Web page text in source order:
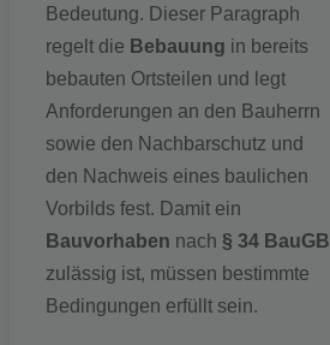
Bedeutung. Dieser Paragraph
regelt die Bebauung in bereits
bebauten Ortsteilen und legt
Anforderungen an den Bauherrn
sowie den Nachbarschutz und
den Nachweis eines baulichen
Vorbilds fest. Damit ein
Bauvorhaben nach § 34 BauGB
zulässig ist, müssen bestimmte
Bedingungen erfüllt sein.